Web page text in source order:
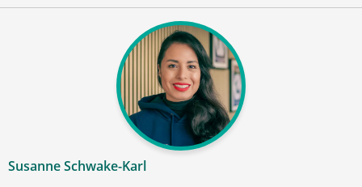
Susanne Schwake-Karl